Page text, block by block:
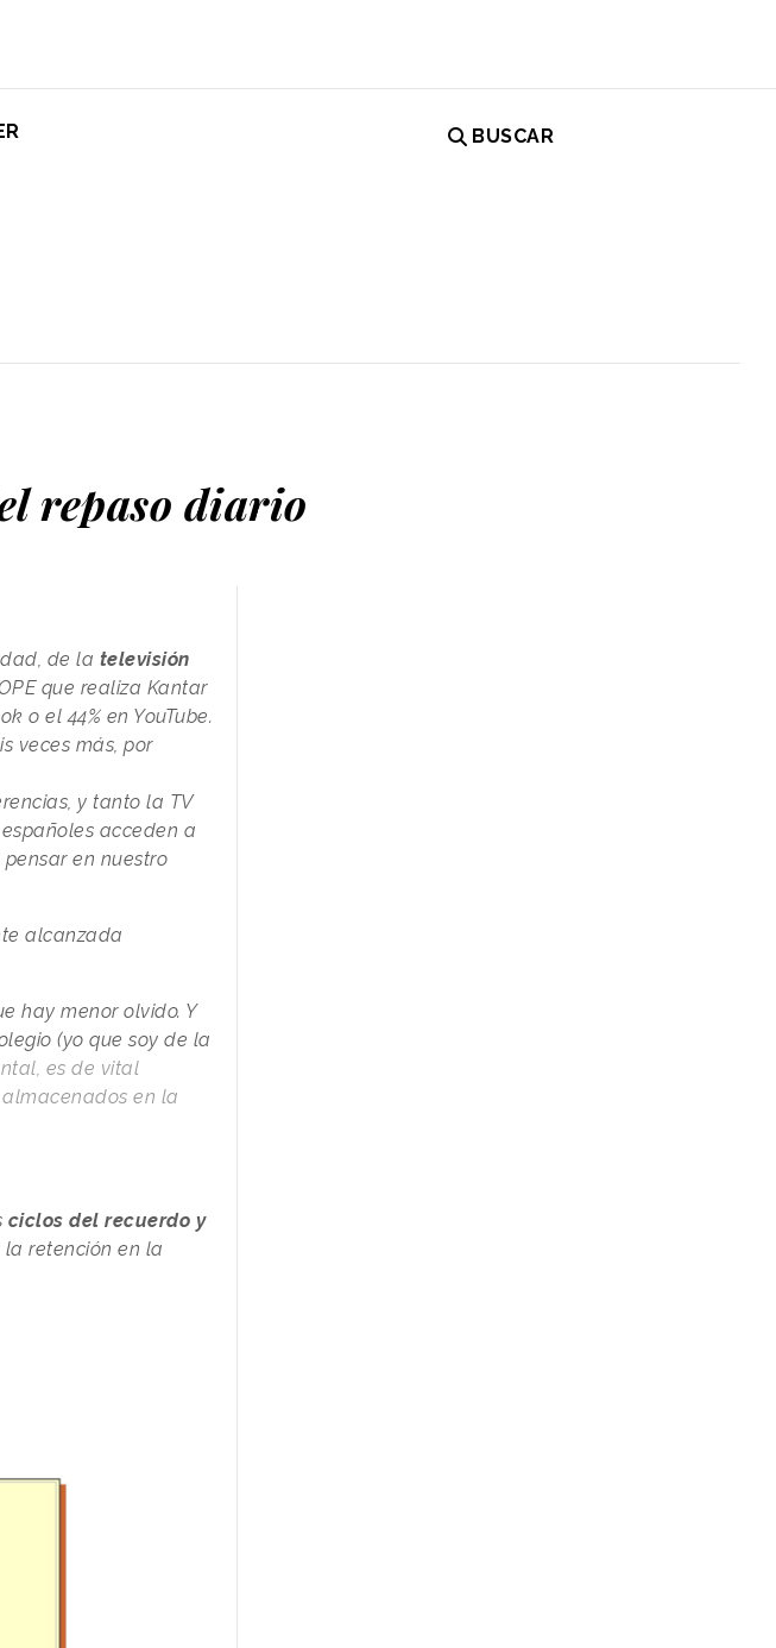
BUSCAR
repaso diario
de la televisión
que realiza Kantar
o el 44% en YouTube.
veces más, por
y tanto la TV
acceden a
en nuestro
alcanzada
hay menor olvido. Y
(yo que soy de la
es de vital
en la
ciclos del recuerdo y
la retención en la